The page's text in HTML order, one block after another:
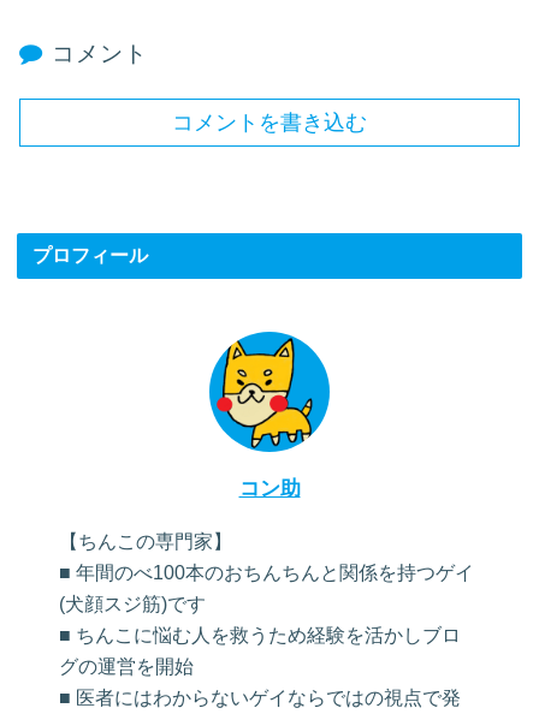
コメント
コメントを書き込む
プロフィール
コン助
【ちんこの専門家】
■ 年間のべ100本のおちんちんと関係を持つゲイ
(犬顔スジ筋)です
■ ちんこに悩む人を救うため経験を活かしブロ
グの運営を開始
■ 医者にはわからないゲイならではの視点で発